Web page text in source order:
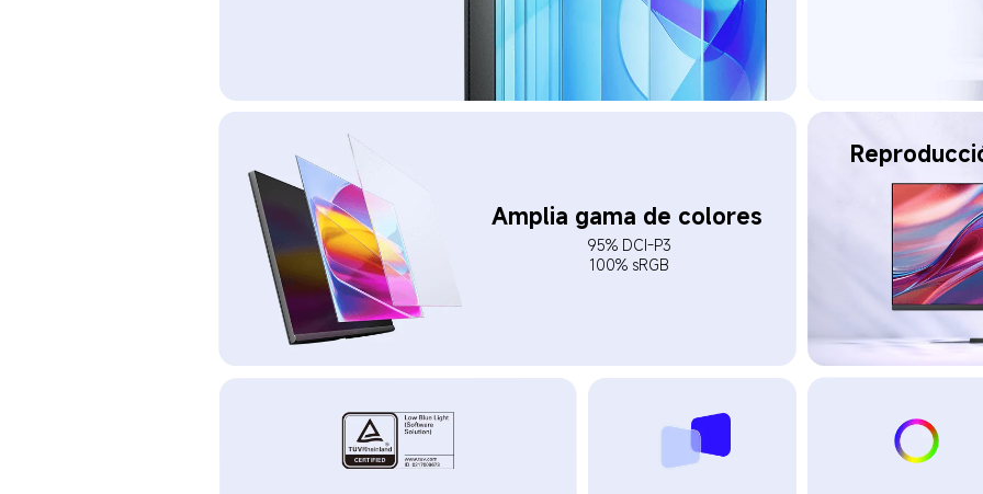
Amplia gama de colores
95% DCI-P3
100% sRGB